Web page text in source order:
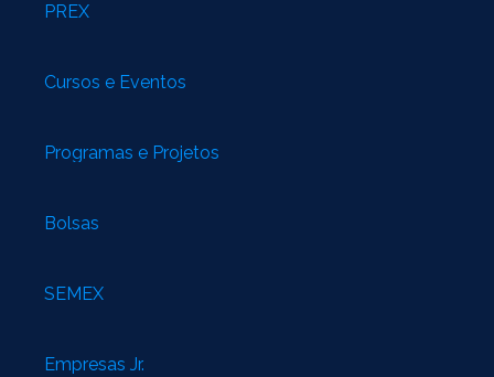
PREX
Cursos e Eventos
Programas e Projetos
Bolsas
SEMEX
Empresas Jr.